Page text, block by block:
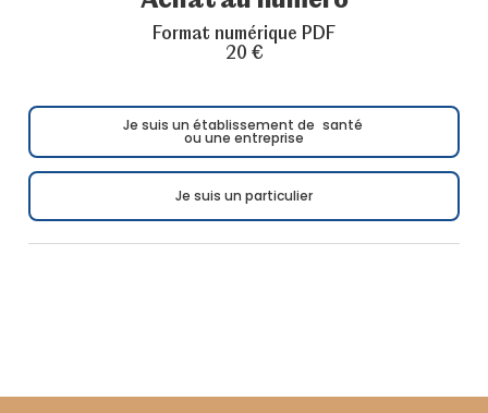
Format numérique PDF
20 €
Je suis un établissement de santé
ou une entreprise
Je suis un particulier